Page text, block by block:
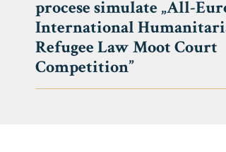
procese simulate „All-
International
Refugee Law Moot Court
Competition”